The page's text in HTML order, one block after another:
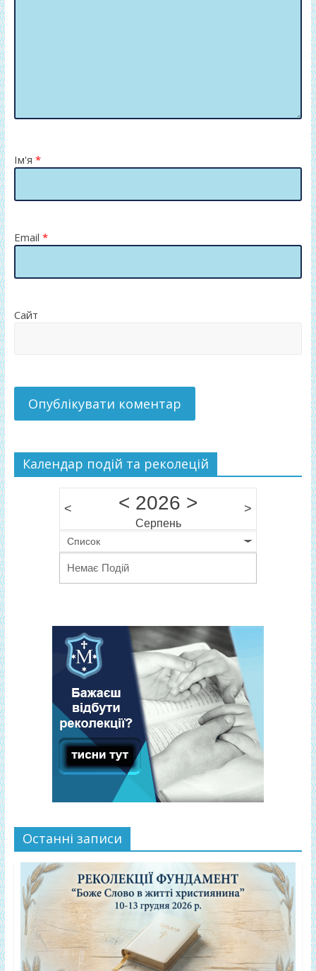
Ім'я *
Email *
Сайт
Календар подій та реколецій
< < 2026 >
Серпень
>
Список
Немає Подій
Останні записи